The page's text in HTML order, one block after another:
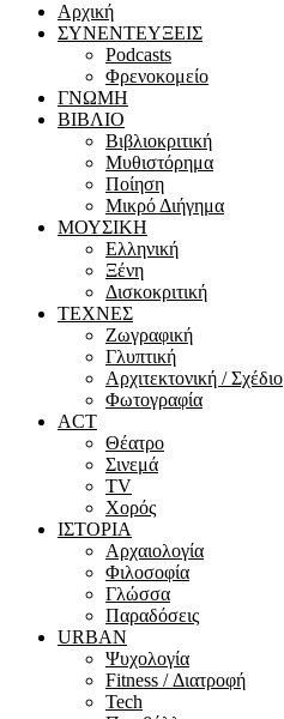
Αρχική
ΣΥΝΕΝΤΕΥΞΕΙΣ
Podcasts
Φρενοκομείο
ΓΝΩΜΗ
ΒΙΒΛΙΟ
Βιβλιοκριτική
Μυθιστόρημα
Ποίηση
Μικρό Διήγημα
ΜΟΥΣΙΚΗ
Ελληνική
Ξένη
Δισκοκριτική
ΤΕΧΝΕΣ
Ζωγραφική
Γλυπτική
Αρχιτεκτονική / Σχέδιο
Φωτογραφία
ACT
Θέατρο
Σινεμά
ΤV
Χορός
ΙΣΤΟΡΙΑ
Αρχαιολογία
Φιλοσοφία
Γλώσσα
Παραδόσεις
URBAN
Ψυχολογία
Fitness / Διατροφή
Tech